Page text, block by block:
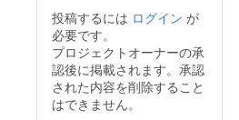
「左廻しのオデット」
は幸せな作品であった
と、日々感慨にふけっ
ています。 良質な読
者の皆さんに出会えた
5488/ja 全２４種類！
Ｔｗｉｔｔｅｒで案を
募集して出来るだけた
くさんのキャラを描く
投稿するには ログイン が
必要です。
プロジェクトオーナーの承
認後に掲載されます。承認
された内容を削除すること
はできません。